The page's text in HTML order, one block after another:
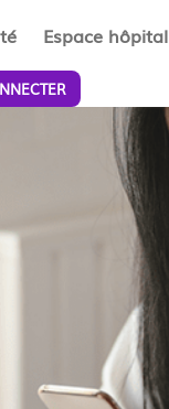
Espace hôpital